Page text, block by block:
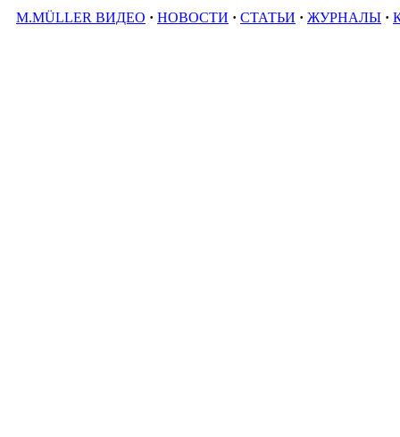
M.MÜLLER ВИДЕО · НОВОСТИ · СТАТЬИ · ЖУРНАЛЫ ·